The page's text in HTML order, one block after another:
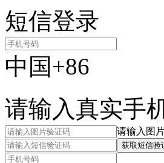
短信登录
中国+86
请输入真实手
请输入图
获取短信验